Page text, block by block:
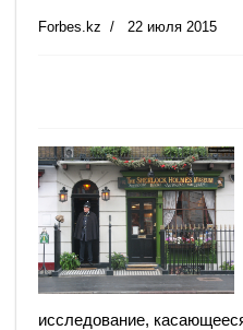
Forbes.kz 22 июля 2015
исследование,